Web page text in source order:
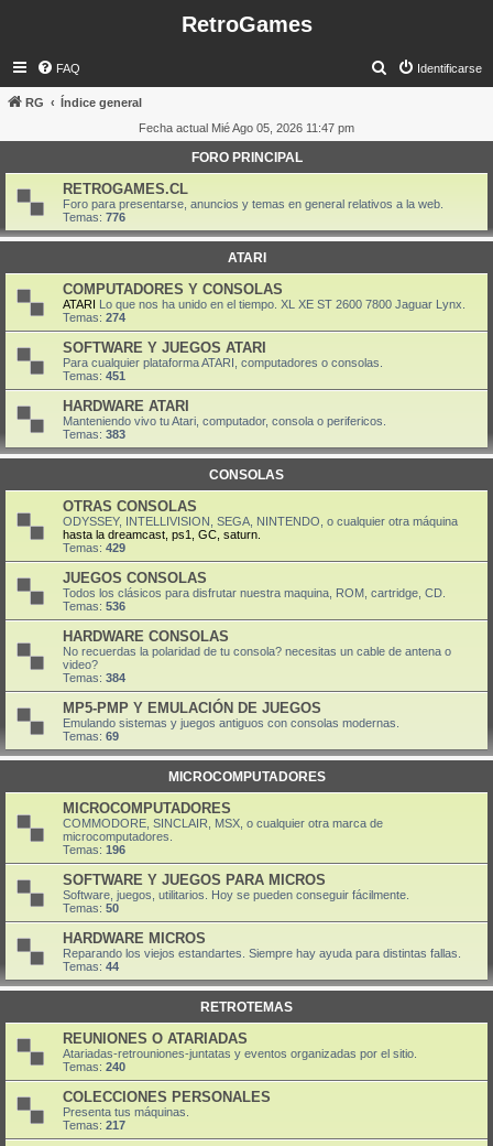
RetroGames
FAQ Identificarse
a
r
RG
Índice general
Fecha actual Mié Ago 05, 2026 11:47 pm
FORO PRINCIPAL
RETROGAMES.CL
Foro para presentarse, anuncios y temas en general relativos a la web.
Temas: 776
ATARI
COMPUTADORES Y CONSOLAS
ATARI Lo que nos ha unido en el tiempo. XL XE ST 2600 7800 Jaguar Lynx.
Temas: 274
SOFTWARE Y JUEGOS ATARI
Para cualquier plataforma ATARI, computadores o consolas.
Temas: 451
HARDWARE ATARI
Manteniendo vivo tu Atari, computador, consola o perifericos.
Temas: 383
CONSOLAS
OTRAS CONSOLAS
ODYSSEY, INTELLIVISION, SEGA, NINTENDO, o cualquier otra máquina
hasta la dreamcast, ps1, GC, saturn.
Temas: 429
JUEGOS CONSOLAS
Todos los clásicos para disfrutar nuestra maquina, ROM, cartridge, CD.
Temas: 536
HARDWARE CONSOLAS
No recuerdas la polaridad de tu consola? necesitas un cable de antena o
video?
Temas: 384
MP5-PMP Y EMULACIÓN DE JUEGOS
Emulando sistemas y juegos antiguos con consolas modernas.
Temas: 69
MICROCOMPUTADORES
MICROCOMPUTADORES
COMMODORE, SINCLAIR, MSX, o cualquier otra marca de
microcomputadores.
Temas: 196
SOFTWARE Y JUEGOS PARA MICROS
Software, juegos, utilitarios. Hoy se pueden conseguir fácilmente.
Temas: 50
HARDWARE MICROS
Reparando los viejos estandartes. Siempre hay ayuda para distintas fallas.
Temas: 44
RETROTEMAS
REUNIONES O ATARIADAS
Atariadas-retrouniones-juntatas y eventos organizadas por el sitio.
Temas: 240
COLECCIONES PERSONALES
Presenta tus máquinas.
Temas: 217